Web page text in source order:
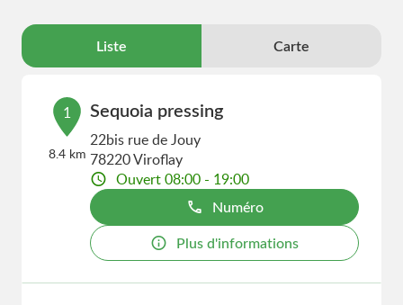
Liste Carte
1
8.4 km
Sequoia pressing
22bis rue de Jouy
78220 Viroflay
Ouvert 08:00 - 19:00
Numéro
Plus d'informations